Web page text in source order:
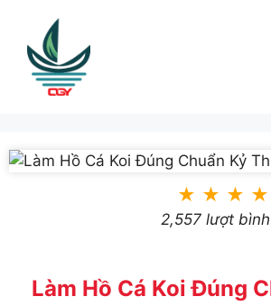
content
★ ★ ★ ★
2,557 lượt
Làm Hồ Cá Koi Đúng